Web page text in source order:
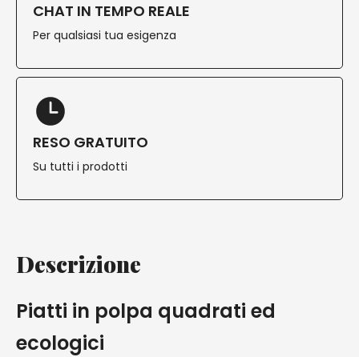
CHAT IN TEMPO REALE
Per qualsiasi tua esigenza
RESO GRATUITO
Su tutti i prodotti
Descrizione
Piatti in polpa quadrati ed
ecologici